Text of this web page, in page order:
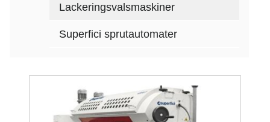
Lackeringsvalsmaskiner
Superfici sprutautomater